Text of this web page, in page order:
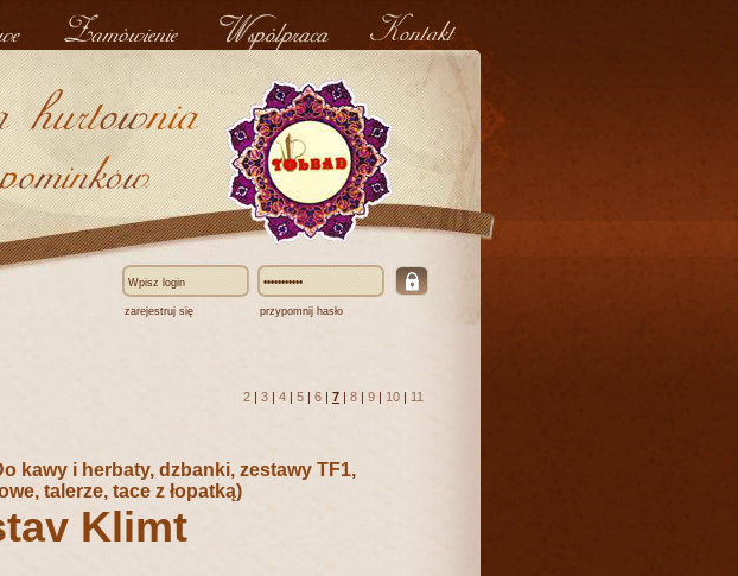
zarejestruj się przypomnij hasło
2 | 3 | 4 | 5 | 6 | 7 | 8 | 9 | 10 | 11
kawy i herbaty, dzbanki, zestawy TF1,
talerze, tace z łopatką)
Klimt